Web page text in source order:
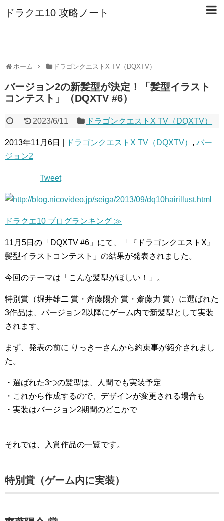
ドラクエ10 攻略ノート
ホーム ドラゴンクエストX TV（DQXTV）
バージョン2の新髪型が決定！「髪型イラスト
コンテスト」（DQXTV #6）
2023/6/11 ドラゴンクエストX TV（DQXTV）
2013年11月6日 | ドラゴンクエストX TV（DQXTV） , バー
ジョン2
Tweet
ドラクエ10 ブログランキング ≫
11月5日の「DQXTV #6」にて、「『ドラゴンクエストX』
髪型イラストコンテスト」の結果が発表されました。
今回のテーマは「こんな髪型がほしい！」。
特別賞（堀井雄二 賞・齊藤陽介 賞・齋藤力 賞）に選ばれた
3作品は、バージョン2以降にゲーム内で新髪型として実装
されます。
まず、発表の前に りっきーさんから約束事が紹介されまし
た。
・選ばれた3つの髪型は、人間でも実装予定
・これから作成するので、デザインが変更される場合も
・実装はバージョン2期間のどこかで
それでは、入賞作品の一覧です。
特別賞（ゲーム内に実装）